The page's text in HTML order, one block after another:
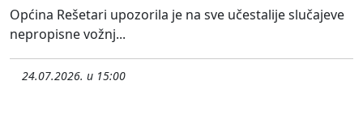
Općina Rešetari upozorila je na sve učestalije slučajeve
nepropisne vožnj...
24.07.2026. u 15:00